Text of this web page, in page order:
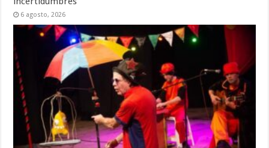
6 agosto, 2026